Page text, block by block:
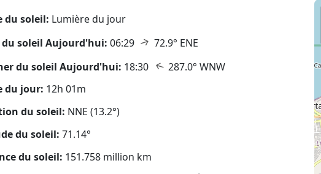
du soleil: Lumière du jour
du soleil Aujourd'hui: 06:29 ↑ 72.9° ENE
du soleil Aujourd'hui: 18:30 ↑ 287.0° WNW
du jour: 12h 01m
du soleil: NNE (13.2°)
du soleil: 71.14°
du soleil: 151.758 million km